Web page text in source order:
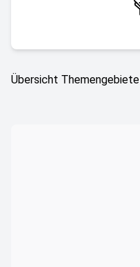
Übersicht Themengebiete